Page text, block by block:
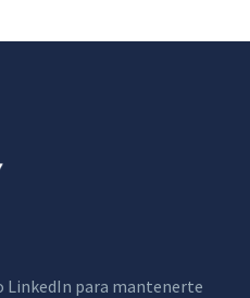
LinkedIn para mantenerte